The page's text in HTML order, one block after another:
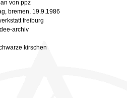
von ppz
bremen, 19.9.1986
freiburg
archiv
kirschen